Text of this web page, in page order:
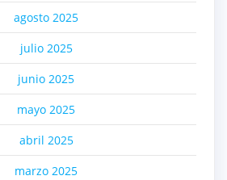
agosto 2025
julio 2025
junio 2025
mayo 2025
abril 2025
marzo 2025